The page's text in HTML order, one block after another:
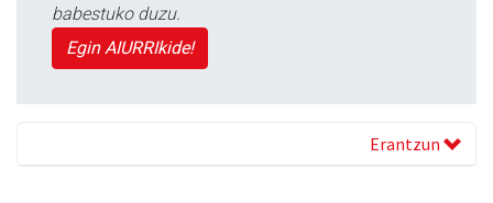
babestuko duzu.
Egin AIURRIkide!
Erantzun